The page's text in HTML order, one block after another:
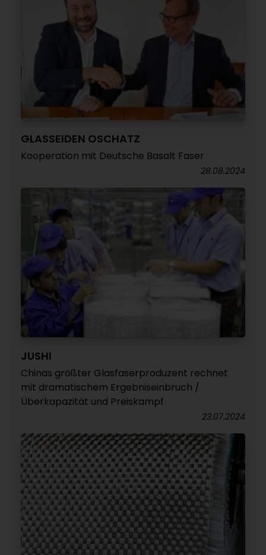
GLASSEIDEN OSCHATZ
Kooperation mit Deutsche Basalt Faser
28.08.2024
JUSHI
Chinas größter Glasfaserproduzent rechnet
mit dramatischem Ergebniseinbruch /
Überkapazität und Preiskampf
23.07.2024